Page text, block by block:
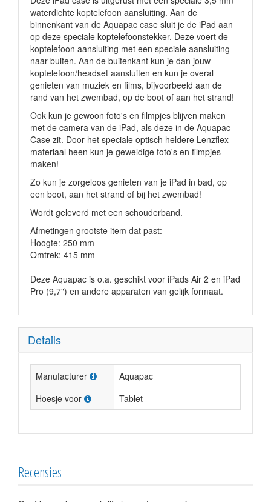
waterdichte koptelefoon aansluiting. Aan de
binnenkant van de Aquapac case sluit je de iPad aan
op deze speciale koptelefoonstekker. Deze voert de
koptelefoon aansluiting met een speciale aansluiting
naar buiten. Aan de buitenkant kun je dan jouw
koptelefoon/headset aansluiten en kun je overal
genieten van muziek en films, bijvoorbeeld aan de
rand van het zwembad, op de boot of aan het strand!
Ook kun je gewoon foto's en filmpjes blijven maken
met de camera van de iPad, als deze in de Aquapac
Case zit. Door het speciale optisch heldere Lenzflex
materiaal heen kun je geweldige foto's en filmpjes
maken!
Zo kun je zorgeloos genieten van je iPad in bad, op
een boot, aan het strand of bij het zwembad!
Wordt geleverd met een schouderband.
Afmetingen grootste item dat past:
Hoogte: 250 mm
Omtrek: 415 mm
Deze Aquapac is o.a. geschikt voor iPads Air 2 en iPad
Pro (9,7") en andere apparaten van gelijk formaat.
Details
Manufacturer
Aquapac
Hoesje voor
Tablet
Recensies